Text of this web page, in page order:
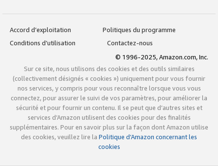
Accord d’exploitation
Politiques du programme
Conditions d’utilisation
Contactez-nous
© 1996-2025, Amazon.com, Inc.
Sur ce site, nous utilisons des cookies et des outils similaires
(collectivement désignés « cookies ») uniquement pour vous fournir
nos services, y compris pour vous reconnaître lorsque vous vous
connectez, pour assurer le suivi de vos paramètres, pour améliorer la
sécurité et pour fournir un contenu. Il se peut que d’autres sites et
services d’Amazon utilisent des cookies pour des finalités
supplémentaires. Pour en savoir plus sur la façon dont Amazon utilise
des cookies, veuillez lire la Politique d’Amazon concernant les
cookies